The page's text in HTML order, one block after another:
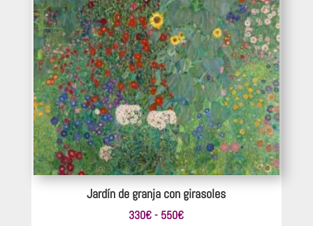
Jardín de granja con girasoles
330€ - 550€Rango